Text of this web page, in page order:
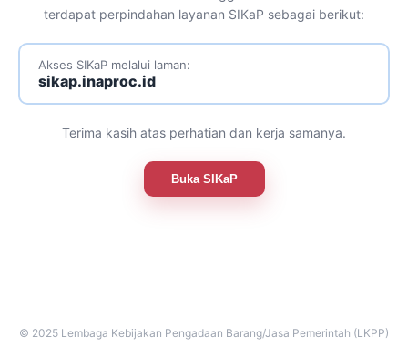
terdapat perpindahan layanan SIKaP sebagai berikut:
Akses SIKaP melalui laman:
sikap.inaproc.id
Terima kasih atas perhatian dan kerja samanya.
Buka SIKaP
© 2025 Lembaga Kebijakan Pengadaan Barang/Jasa Pemerintah (LKPP)